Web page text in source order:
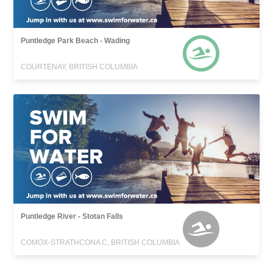
Puntledge Park Beach - Wading
COURTENAY, BRITISH COLUMBIA
Puntledge River - Stotan Falls
COMOX-STRATHCONA C, BRITISH COLUMBIA